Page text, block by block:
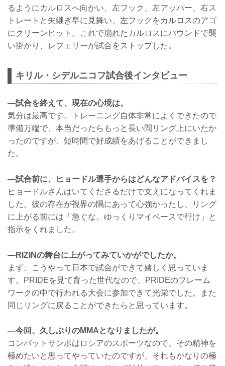
るようにカルロスへ向かい、左フック、左アッパー、右ス
トレートと矢継ぎ早に見舞い、左フックをカルロスのアゴ
にクリーンヒット。これで崩れたカルロスにパウンドで襲
い掛かり、レフェリーが試合をストップした。
キリル・シデルニコフ試合後インタビュー
―試合を終えて、現在の心境は。
気分は最高です。トレーニング自体非常によくできたので
準備万端で、本当だったらもっと長い間リング上にいたか
ったのですが、短時間で好成績をあげることができまし
た。
―試合前に、ヒョードル選手からはどんなアドバイスを？
ヒョードルさんはいてくださるだけで支えになってくれま
した。彼の存在が視界の隅にあって心強かったし、リング
に上がる前には「急ぐな。ゆっくりマイペースで行け」と
指示をくれました。
―RIZINの舞台に上がってみていかがでしたか。
まず、こうやって日本で試合ができて嬉しく思っていま
す。PRIDEを見て育った世代なので、PRIDEのフレーム
ワークの中で行われる大会に参加できて光栄でした。また
同じリングに戻ることができたらと思っています。
―今回、久しぶりのMMAとなりましたが。
コンバットサンボはロシアのスポーツなので、その精神を
極めたいと思ってやっていたのですが、それもかなりの極